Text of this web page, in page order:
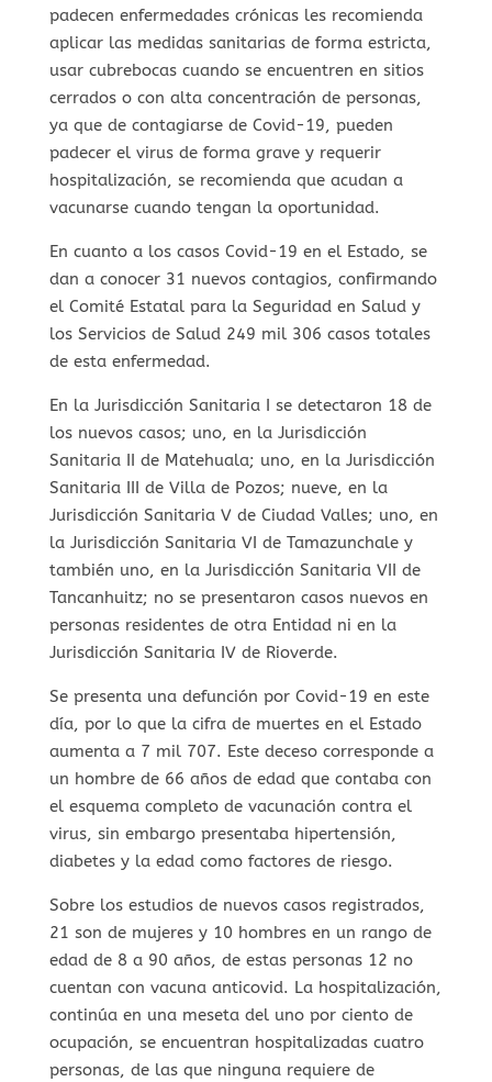
padecen enfermedades crónicas les recomienda
aplicar las medidas sanitarias de forma estricta,
usar cubrebocas cuando se encuentren en sitios
cerrados o con alta concentración de personas,
ya que de contagiarse de Covid-19, pueden
padecer el virus de forma grave y requerir
hospitalización, se recomienda que acudan a
vacunarse cuando tengan la oportunidad.
En cuanto a los casos Covid-19 en el Estado, se
dan a conocer 31 nuevos contagios, confirmando
el Comité Estatal para la Seguridad en Salud y
los Servicios de Salud 249 mil 306 casos totales
de esta enfermedad.
En la Jurisdicción Sanitaria I se detectaron 18 de
los nuevos casos; uno, en la Jurisdicción
Sanitaria II de Matehuala; uno, en la Jurisdicción
Sanitaria III de Villa de Pozos; nueve, en la
Jurisdicción Sanitaria V de Ciudad Valles; uno, en
la Jurisdicción Sanitaria VI de Tamazunchale y
también uno, en la Jurisdicción Sanitaria VII de
Tancanhuitz; no se presentaron casos nuevos en
personas residentes de otra Entidad ni en la
Jurisdicción Sanitaria IV de Rioverde.
Se presenta una defunción por Covid-19 en este
día, por lo que la cifra de muertes en el Estado
aumenta a 7 mil 707. Este deceso corresponde a
un hombre de 66 años de edad que contaba con
el esquema completo de vacunación contra el
virus, sin embargo presentaba hipertensión,
diabetes y la edad como factores de riesgo.
Sobre los estudios de nuevos casos registrados,
21 son de mujeres y 10 hombres en un rango de
edad de 8 a 90 años, de estas personas 12 no
cuentan con vacuna anticovid. La hospitalización,
continúa en una meseta del uno por ciento de
ocupación, se encuentran hospitalizadas cuatro
personas, de las que ninguna requiere de